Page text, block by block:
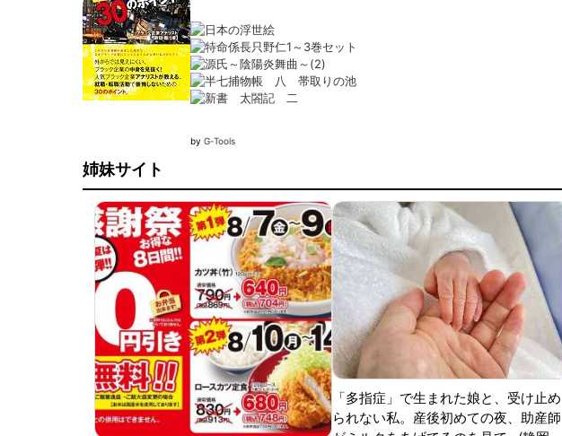
by G-Tools
姉妹サイト
「多指症」で生まれた娘と、受け止め
られない私。産後初めての夜、助産師